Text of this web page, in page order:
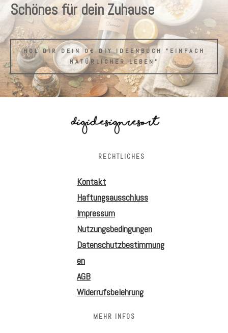
Schönes für dein Zuhause
HOL DIR DEIN 0€ DIY IDEENBUCH "EINFACH
NATÜRLICHER LEBEN"
RECHTLICHES
Kontakt
Haftungsausschluss
Impressum
Nutzungsbedingungen
Datenschutzbestimmung
en
AGB
Widerrufsbelehrung
MEHR INFOS